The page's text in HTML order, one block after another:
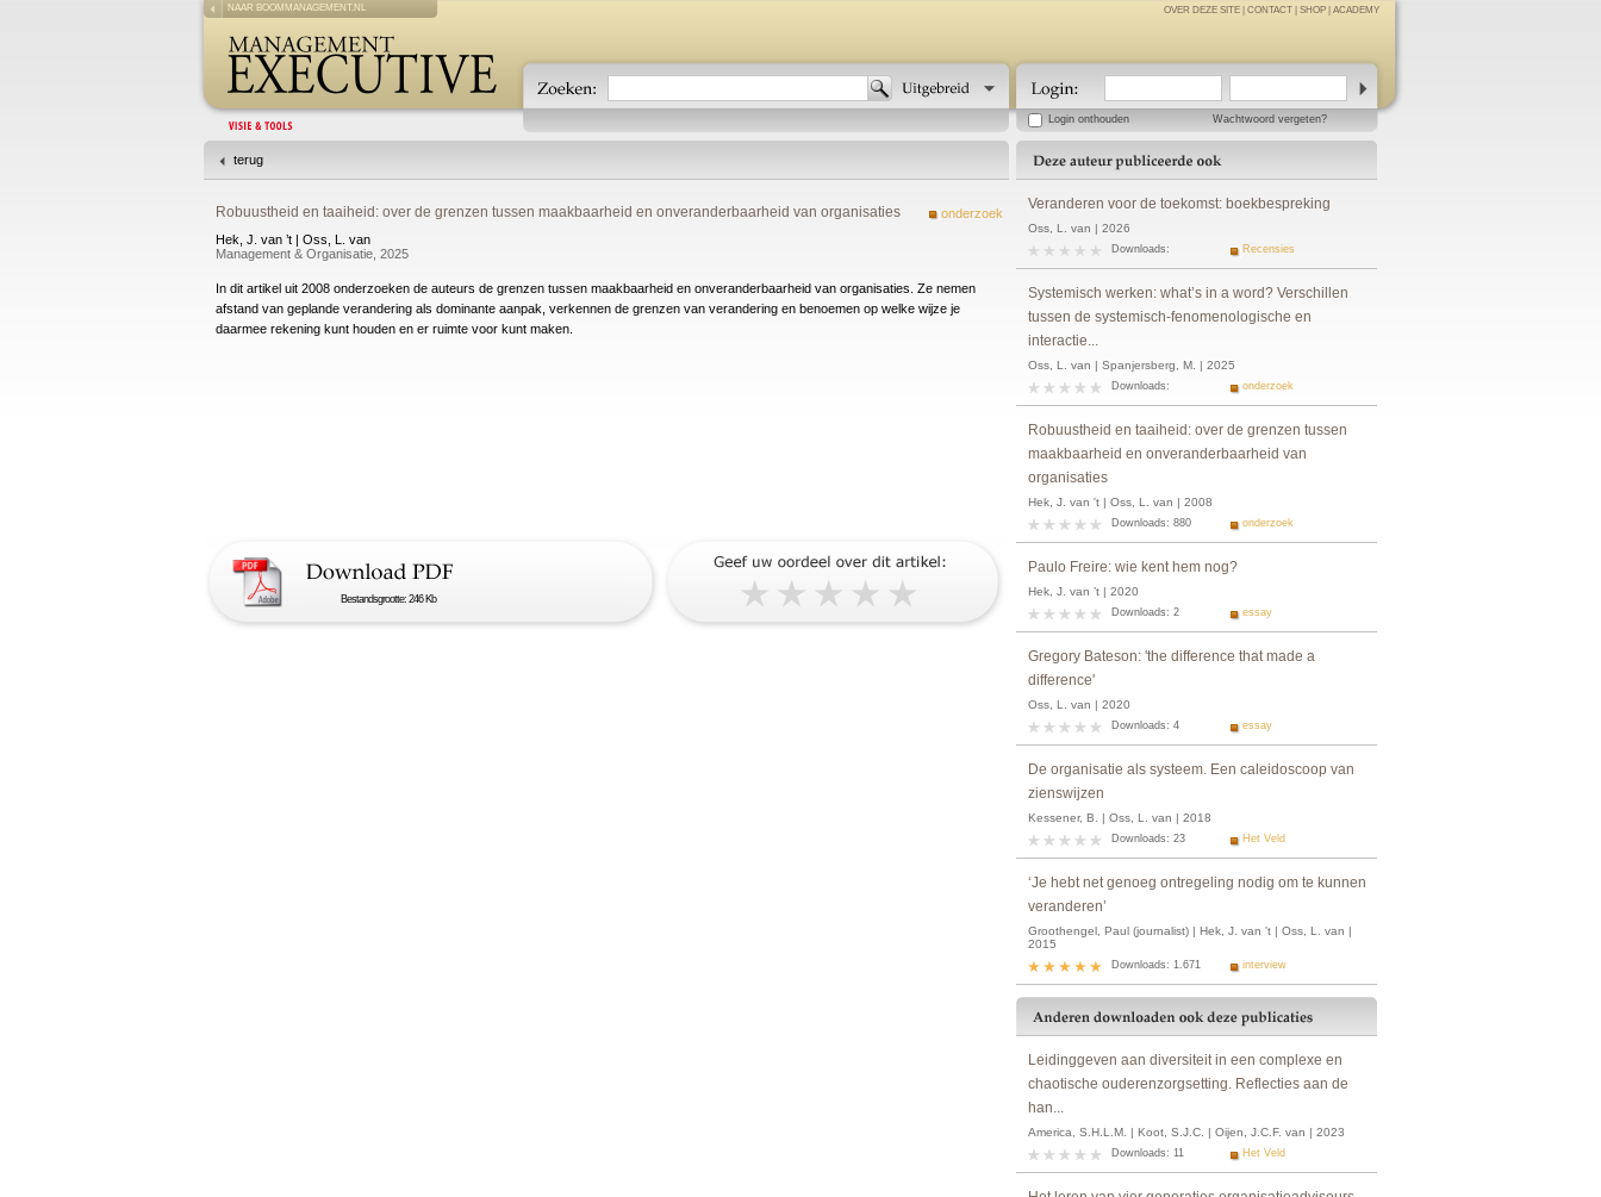
NAAR BOOMMANAGEMENT.NL OVER DEZE SITE CONTACT SHOP ACADEMY
Login onthouden Wachtwoord vergeten?
terug
onderzoek
Robuustheid en taaiheid: over de grenzen tussen maakbaarheid en onveranderbaarheid van organisaties
Hek, J. van ’t | Oss, L. van
Management & Organisatie, 2025
In dit artikel uit 2008 onderzoeken de auteurs de grenzen tussen maakbaarheid en onveranderbaarheid van organisaties. Ze nemen
afstand van geplande verandering als dominante aanpak, verkennen de grenzen van verandering en benoemen op welke wijze je
daarmee rekening kunt houden en er ruimte voor kunt maken.
Bestandsgrootte: 246 Kb
Veranderen voor de toekomst: boekbespreking
Oss, L. van | 2026
Downloads: Recensies
Systemisch werken: what’s in a word? Verschillen
tussen de systemisch-fenomenologische en
interactie...
Oss, L. van | Spanjersberg, M. | 2025
Downloads: onderzoek
Robuustheid en taaiheid: over de grenzen tussen
maakbaarheid en onveranderbaarheid van
organisaties
Hek, J. van 't | Oss, L. van | 2008
Downloads: 880 onderzoek
Paulo Freire: wie kent hem nog?
Hek, J. van ’t | 2020
Downloads: 2 essay
Gregory Bateson: 'the difference that made a
difference'
Oss, L. van | 2020
Downloads: 4 essay
De organisatie als systeem. Een caleidoscoop van
zienswijzen
Kessener, B. | Oss, L. van | 2018
Downloads: 23 Het Veld
‘Je hebt net genoeg ontregeling nodig om te kunnen
veranderen’
Groothengel, Paul (journalist) | Hek, J. van 't | Oss, L. van |
2015
Downloads: 1.671 interview
Leidinggeven aan diversiteit in een complexe en
chaotische ouderenzorgsetting. Reflecties aan de
han...
America, S.H.L.M. | Koot, S.J.C. | Oijen, J.C.F. van | 2023
Downloads: 11 Het Veld